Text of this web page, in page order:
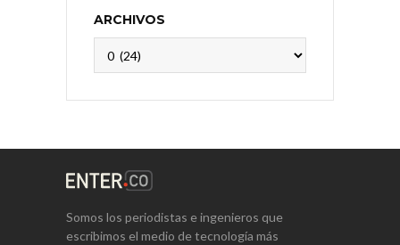
ARCHIVOS
Somos los periodistas e ingenieros que
escribimos el medio de tecnología más